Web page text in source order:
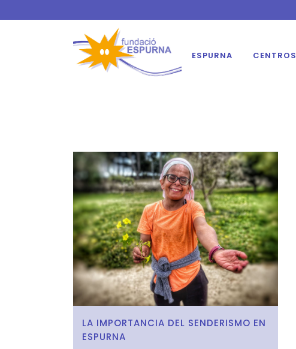
ESPURNA CENTROS
LA IMPORTANCIA DEL SENDERISMO EN
ESPURNA